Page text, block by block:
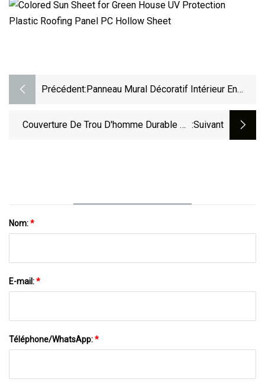
Précédent: Panneau Mural Décoratif Intérieur En
Revêtement Composite WPC
Couverture De Trou D'homme Durable De :suivant
Nom:*
E-mail:*
Téléphone/WhatsApp:*